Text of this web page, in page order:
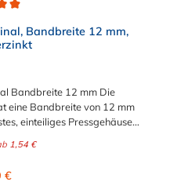
Bandbreite 12 mm,
Bandbreite 12 mm Die
eine Bandbreite von 12 mm
einteiliges Pressgehäuse.
geschützt. Die
von 16 mm bis 310 mm.
1,54 €
Preis:
€